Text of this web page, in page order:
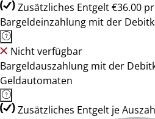
Zusätzliches Entgelt €36.00
Bargeldeinzahlung mit der
Nicht verfügbar
Bargeldauszahlung mit der
Geldautomaten
Zusätzliches Entgelt je